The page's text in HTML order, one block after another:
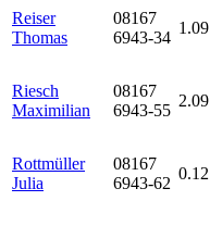
Reiser
Thomas
08167
6943-34
1.09
Riesch
Maximilian
08167
6943-55
2.09
Rottmüller
Julia
08167
6943-62
0.12